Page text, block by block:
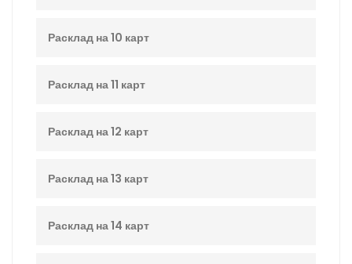
Расклад на 10 карт
Расклад на 11 карт
Расклад на 12 карт
Расклад на 13 карт
Расклад на 14 карт